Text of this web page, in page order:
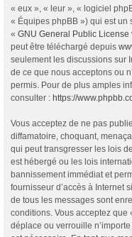
« eux », « leur », « logiciel
« Équipes phpBB ») qui est un
« GNU General Public License
peut être téléchargé depuis
seulement les discussions sur
de ce que nous acceptons ou
permis. Pour de plus amples
consulter : https://
Vous acceptez de ne pas
diffamatoire, choquant,
qui peut transgresser les lois
est hébergé ou les lois
bannissement immédiat et
fournisseur d’accès à Internet
de tous les messages sont
conditions. Vous acceptez que
déplace ou verrouille